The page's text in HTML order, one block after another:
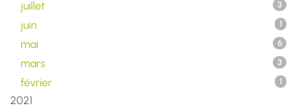
juillet 3
juin 1
mai 6
mars 3
février 1
2021